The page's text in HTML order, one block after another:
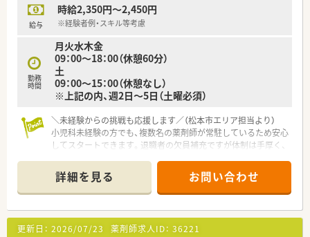
き合う時間を最大限に確保しています。
■居宅在宅医療へ積極的に取り組むことで薬局内に留まらない
■近隣店舗間での円滑なヘルプ体制を構築しスタッフ全体の労
働負担を軽減する工夫を行っています。
給与
時給2,350円～2,450円
※経験者例・スキル等考慮
勤務
時間
月火水木金
09：00～18：00（休憩60分）
土
09：00～15：00（休憩なし）
※上記の内、週2日～5日（土曜必須）
＼未経験からの挑戦も応援します／（松本市エリア担当より）
小児科未経験の方でも、複数名の薬剤師が常駐しているため安心
してスタートできます。退職者の欠員補充ですが体制は手厚く、
【店舗情報と応需状況について】
■下新駅から車で5分ほどの場所に位置しており、毎日の通勤も
スムーズに行える立地環境が整っております。
■近隣の小児科クリニックからの処方箋をメインに応需してお
り、1日に110枚から120枚ほど対応します。
詳細を見る お問い合わせ
更新日： 2026/07/23 薬剤師求人ID： 36221